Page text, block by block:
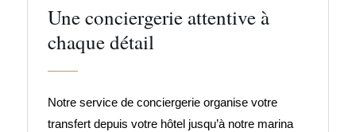
Une conciergerie attentive à
chaque détail
Notre service de conciergerie organise votre
transfert depuis votre hôtel jusqu’à notre marina